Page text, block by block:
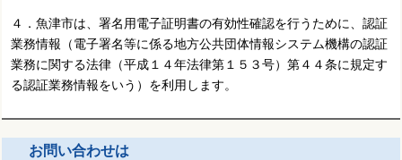
４．魚津市は、署名用電子証明書の有効性確認を行うために、認証
業務情報（電子署名等に係る地方公共団体情報システム機構の認証
業務に関する法律（平成１４年法律第１５３号）第４４条に規定す
る認証業務情報をいう）を利用します。
お問い合わせは